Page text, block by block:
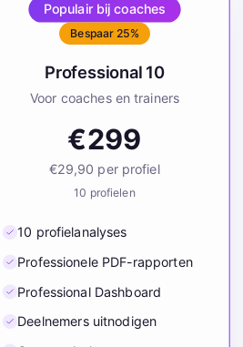
Populair bij coaches
Bespaar 25%
Professional 10
Voor coaches en trainers
€299
€29,90 per profiel
10 profielen
10 profielanalyses
Professionele PDF-rapporten
Professional Dashboard
Deelnemers uitnodigen